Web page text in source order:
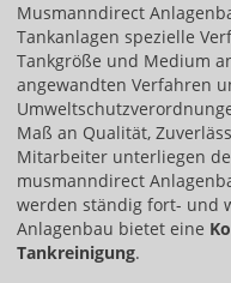
Musmanndirect
Tankanlagen spezielle
Tankgröße und Medium
angewandten Verfahren
Maß an Qualität,
Mitarbeiter unterliegen
musmanndirect
werden ständig fort- und
Anlagenbau bietet eine
Tankreinigung.